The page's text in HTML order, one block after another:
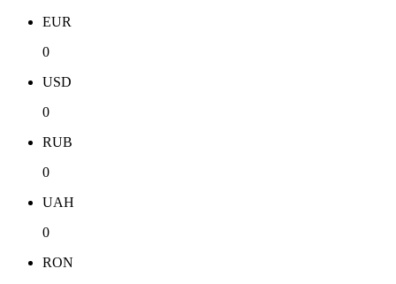
EUR
0
USD
0
RUB
0
UAH
0
RON